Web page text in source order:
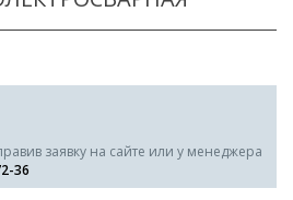
заявку на сайте или у менеджера
36